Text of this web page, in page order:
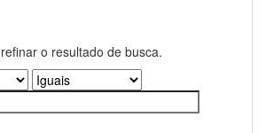
o resultado de busca.